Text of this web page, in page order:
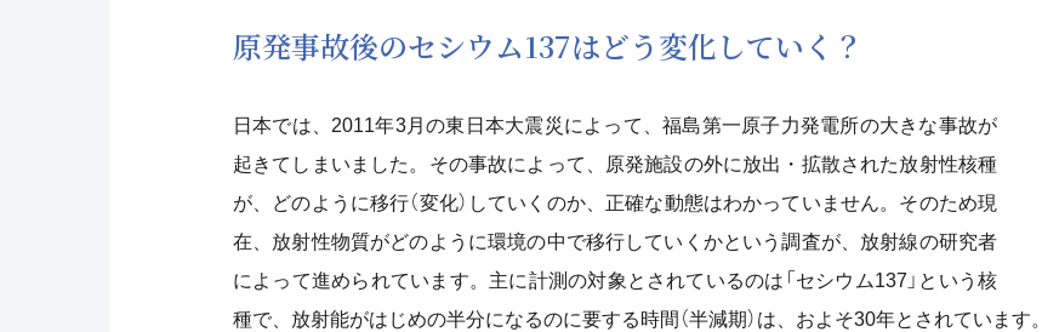
原発事故後のセシウム137はどう変化していく？
日本では、2011年3月の東日本大震災によって、福島第一原子力発電所の大きな事故が
起きてしまいました。その事故によって、原発施設の外に放出・拡散された放射性核種
が、どのように移行（変化）していくのか、正確な動態はわかっていません。そのため現
在、放射性物質がどのように環境の中で移行していくかという調査が、放射線の研究者
によって進められています。主に計測の対象とされているのは「セシウム137」という核
種で、放射能がはじめの半分になるのに要する時間（半減期）は、およそ30年とされています。